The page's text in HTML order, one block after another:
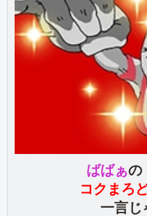
ばばぁの
コクまろ
一言じ